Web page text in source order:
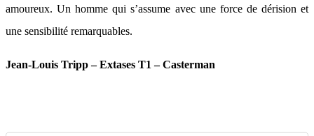
amoureux. Un homme qui s’assume avec une force de dérision et
une sensibilité remarquables.
Jean-Louis Tripp – Extases T1 – Casterman